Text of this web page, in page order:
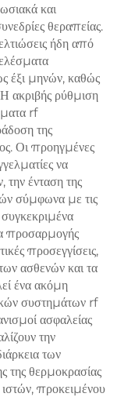
και
θεραπείας.
ήδη από
έξι μηνών, καθώς
Η ακριβής ρύθμιση
rf
της
Οι προηγμένες
να
την ένταση της
σύμφωνα με τις
προσαρμογής
προσεγγίσεις,
ασθενών και τα
ένα ακόμη
συστημάτων rf
ασφαλείας
την
των
της θερμοκρασίας
προκειμένου